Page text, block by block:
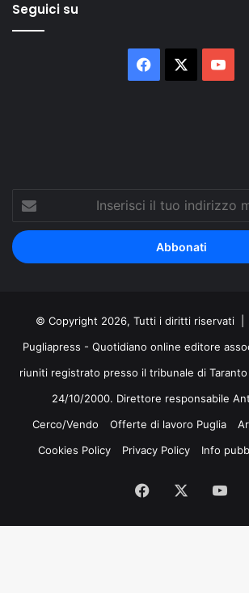
Seguici su
Facebook
tuo
indirizzo
mail
© Copyright 2026, Tutti i diritti riservati |
Pugliapress - Quotidiano online editore
riuniti registrato presso il tribunale di
24/10/2000. Direttore responsabile
Cerco/Vendo
Offerte di lavoro Puglia
Cookies Policy
Privacy Policy Info
Facebook